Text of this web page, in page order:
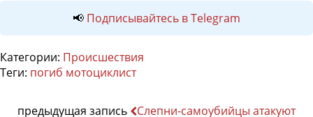
📢 Подписывайтесь в Telegram
Категории: Происшествия
Теги: погиб мотоциклист
предыдущая запись Слепни-самоубийцы атакуют